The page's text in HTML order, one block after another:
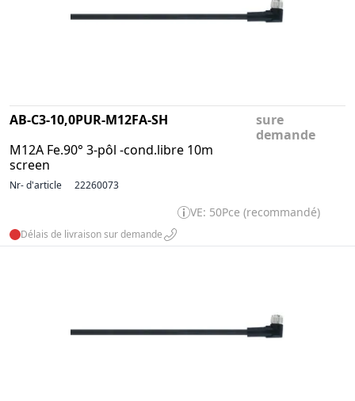
AB-C3-10,0PUR-M12FA-SH
M12A Fe.90° 3-pôl -cond.libre 10m
screen
sure
demande
Nr- d'article 22260073
VE: 50Pce (recommandé)
Délais de livraison sur demande